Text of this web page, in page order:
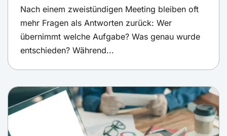
Nach einem zweistündigen Meeting bleiben oft
mehr Fragen als Antworten zurück: Wer
übernimmt welche Aufgabe? Was genau wurde
entschieden? Während...